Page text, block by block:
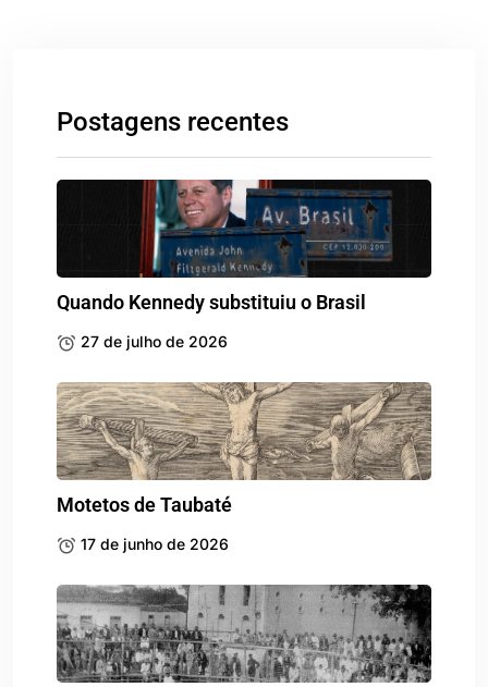
Postagens recentes
Quando Kennedy substituiu o Brasil
27 de julho de 2026
Motetos de Taubaté
17 de junho de 2026